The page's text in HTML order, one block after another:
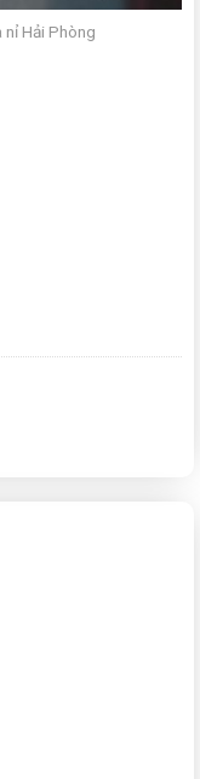
nỉ Hải Phòng